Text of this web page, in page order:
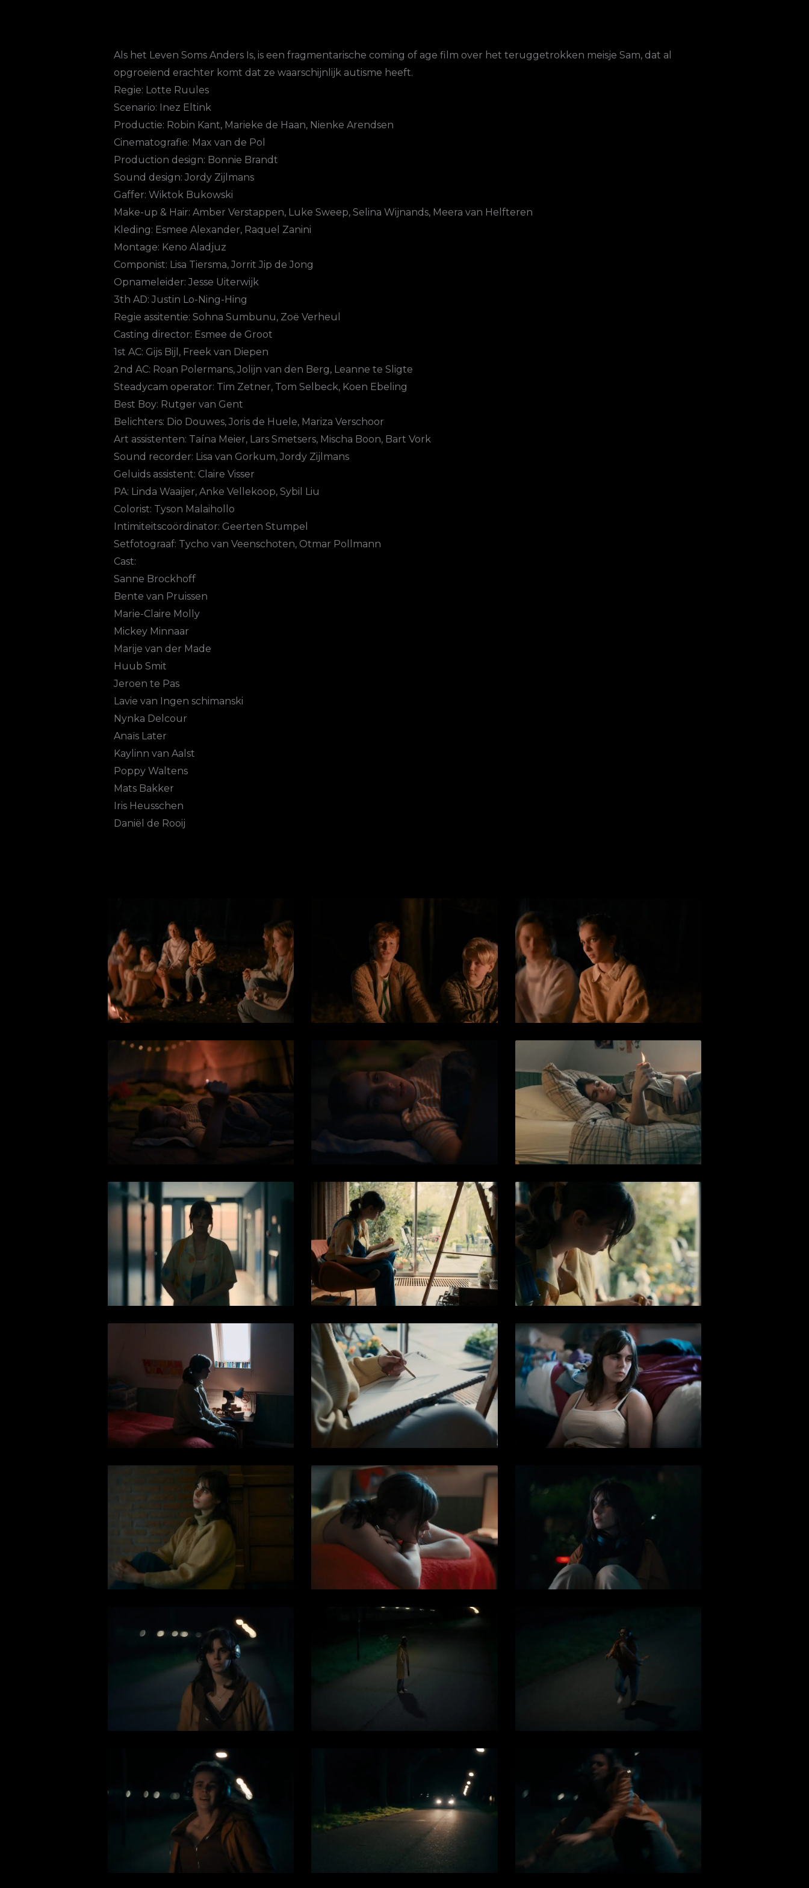
Als het Leven Soms Anders Is, is een fragmentarische coming of age film over het teruggetrokken meisje Sam, dat al
opgroeiend erachter komt dat ze waarschijnlijk autisme heeft.
Regie: Lotte Ruules
Scenario: Inez Eltink
Productie: Robin Kant, Marieke de Haan, Nienke Arendsen
Cinematografie: Max van de Pol
Production design: Bonnie Brandt
Sound design: Jordy Zijlmans
Gaffer: Wiktok Bukowski
Make-up & Hair: Amber Verstappen, Luke Sweep, Selina Wijnands, Meera van Helfteren
Kleding: Esmee Alexander, Raquel Zanini
Montage: Keno Aladjuz
Componist: Lisa Tiersma, Jorrit Jip de Jong
Opnameleider: Jesse Uiterwijk
3th AD: Justin Lo-Ning-Hing
Regie assitentie: Sohna Sumbunu, Zoë Verheul
Casting director: Esmee de Groot
1st AC: Gijs Bijl, Freek van Diepen
2nd AC: Roan Polermans, Jolijn van den Berg, Leanne te Sligte
Steadycam operator: Tim Zetner, Tom Selbeck, Koen Ebeling
Best Boy: Rutger van Gent
Belichters: Dio Douwes, Joris de Huele, Mariza Verschoor
Art assistenten: Taína Meier, Lars Smetsers, Mischa Boon, Bart Vork
Sound recorder: Lisa van Gorkum, Jordy Zijlmans
Geluids assistent: Claire Visser
PA: Linda Waaijer, Anke Vellekoop, Sybil Liu
Colorist: Tyson Malaihollo
Intimiteitscoördinator: Geerten Stumpel
Setfotograaf: Tycho van Veenschoten, Otmar Pollmann
Cast:
Sanne Brockhoff
Bente van Pruissen
Marie-Claire Molly
Mickey Minnaar
Marije van der Made
Huub Smit
Jeroen te Pas
Lavie van Ingen schimanski
Nynka Delcour
Anaïs Later
Kaylinn van Aalst
Poppy Waltens
Mats Bakker
Iris Heusschen
Daniël de Rooij